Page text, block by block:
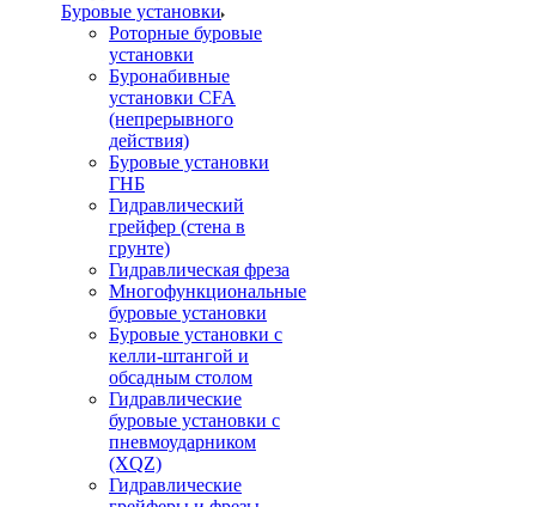
Буровые установки
Роторные буровые
установки
Буронабивные
установки CFA
(непрерывного
действия)
Буровые установки
ГНБ
Гидравлический
грейфер (стена в
грунте)
Гидравлическая фреза
Многофункциональные
буровые установки
Буровые установки с
келли-штангой и
обсадным столом
Гидравлические
буровые установки с
пневмоударником
(XQZ)
Гидравлические